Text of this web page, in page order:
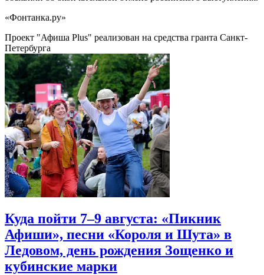
«Фонтанка.ру»
Проект "Афиша Plus" реализован на средства гранта Санкт-
Петербурга
Куда пойти 7–9 августа: «Пикник
Афиши», песни «Короля и Шута» в
Ледовом, день рождения Зощенко и
кубинские марки